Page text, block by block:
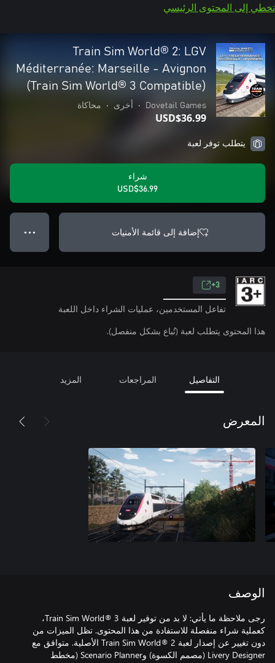
تخطي إلى المحتوى الرئيسي
Train Sim World® 2: LGV
Méditerranée: Marseille - Avignon
(Train Sim World® 3 Compatible)
Dovetail Games
• أخرى • محاكاة
USD$36.99
يتطلب توفر لعبة
شراء
USD$36.99
إضافة إلى قائمة الأمنيات ● ● ●
3+
تفاعل المستخدمين، عمليات الشراء داخل اللعبة
هذا المحتوى يتطلب لعبة (تُباع بشكل منفصل).
التفاصيل المراجعات المزيد
المعرض
الوصف
ُرجى ملاحظة ما يأتي: لا بد من توفير لعبة Train Sim World® 3،
كعملية شراء منفصلة للاستفادة من هذا المحتوى. تظل الميزات من
دون تغيير عن إصدار لعبة Train Sim World® 2 الأصلية. متوافق مع
Livery Designer (مصمم الكسوة) وScenario Planner (مخطط